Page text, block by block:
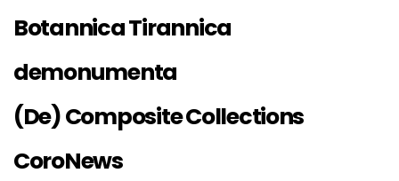
Botannica Tirannica
demonumenta
(De) Composite Collections
CoroNews